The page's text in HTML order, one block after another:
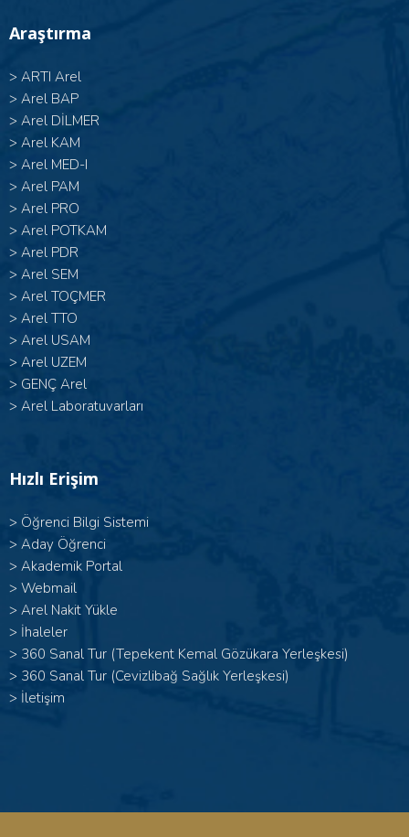
Araştırma
> ARTI Arel
> Arel BAP
> Arel DİLMER
> Arel KAM
> Arel MED-I
> Arel PAM
> Arel PRO
> Arel POTKAM
> Arel PDR
> Arel SEM
> Arel TOÇMER
> Arel TTO
> Arel USAM
> Arel UZEM
> GENÇ Arel
> Arel Laboratuvarları
Hızlı Erişim
> Öğrenci Bilgi Sistemi
> Aday Öğrenci
> Akademik Portal
> Webmail
> Arel Nakit Yükle
> İhaleler
> 360 Sanal Tur (Tepekent Kemal Gözükara Yerleşkesi)
> 360 Sanal Tur (Cevizlibağ Sağlık Yerleşkesi)
> İletişim